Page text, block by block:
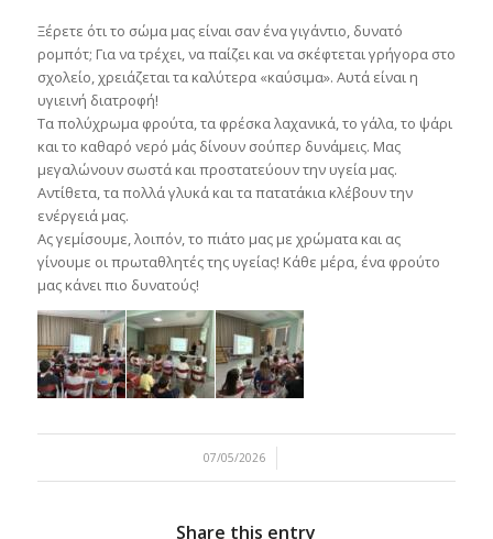
Ξέρετε ότι το σώμα μας είναι σαν ένα γιγάντιο, δυνατό
ρομπότ; Για να τρέχει, να παίζει και να σκέφτεται γρήγορα στο
σχολείο, χρειάζεται τα καλύτερα «καύσιμα». Αυτά είναι η
υγιεινή διατροφή!
Τα πολύχρωμα φρούτα, τα φρέσκα λαχανικά, το γάλα, το ψάρι
και το καθαρό νερό μάς δίνουν σούπερ δυνάμεις. Μας
μεγαλώνουν σωστά και προστατεύουν την υγεία μας.
Αντίθετα, τα πολλά γλυκά και τα πατατάκια κλέβουν την
ενέργειά μας.
Ας γεμίσουμε, λοιπόν, το πιάτο μας με χρώματα και ας
γίνουμε οι πρωταθλητές της υγείας! Κάθε μέρα, ένα φρούτο
μας κάνει πιο δυνατούς!
07/05/2026
/
Share this entry